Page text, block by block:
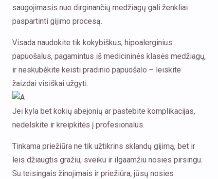
saugojimasis nuo dirginančių medžiagų gali ženkliai
paspartinti gijimo procesą.
Visada naudokite tik kokybiškus, hipoalerginius
papuošalus, pagamintus iš medicininės klasės medžiagų,
ir neskubėkite keisti pradinio papuošalo – leiskite
žaizdai visiškai užgyti.
Jei kyla bet kokių abejonių ar pastebite komplikacijas,
nedelskite ir kreipkitės į profesionalus.
Tinkama priežiūra ne tik užtikrins sklandų gijimą, bet ir
leis džiaugtis gražiu, sveiku ir ilgaamžiu nosies pirsingu.
Su teisingais žinojimais ir priežiūra, jūsų nosies